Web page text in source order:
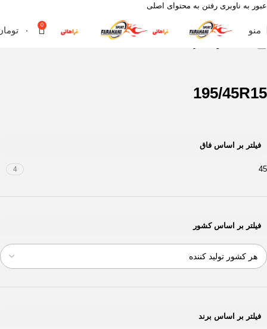
عبور به ناوبری رفتن به محتوای اصلی
منو 0 ۰
195/45R15
فیلتر بر اساس فاق
45
4
فیلتر بر اساس کشور
فیلتر بر اساس برند